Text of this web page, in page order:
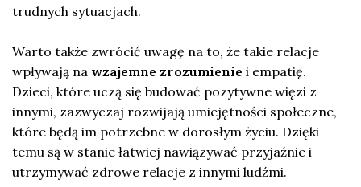
trudnych sytuacjach.
Warto także zwrócić uwagę na to, że takie relacje
wpływają na wzajemne zrozumienie i empatię.
Dzieci, które uczą się budować pozytywne więzi z
innymi, zazwyczaj rozwijają umiejętności społeczne,
które będą im potrzebne w dorosłym życiu. Dzięki
temu są w stanie łatwiej nawiązywać przyjaźnie i
utrzymywać zdrowe relacje z innymi ludźmi.